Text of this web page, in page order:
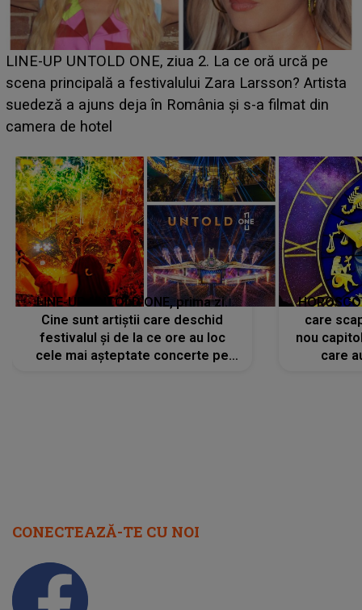
Ce a dezvăluit noua concurentă din "Casa Iubirii" l-a
luat prin surprindere pe Emanuel. CINE ESTE
BĂIATUL VIZAT de Alexandra?! Aflându-se în fața
faptului împlinit, A RECUNOSCUT IMEDIAT: "Am
LINE-UP UNTOLD ONE, prima zi.
Cine sunt artiștii care deschid
festivalul și de la ce ore au loc
cele mai așteptate concerte pe
care
nou
care
CONECTEAZĂ-TE CU NOI